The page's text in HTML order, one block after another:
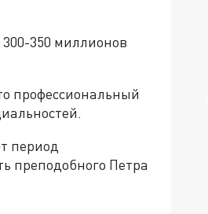
350 миллионов
профессиональный
период
преподобного Петра